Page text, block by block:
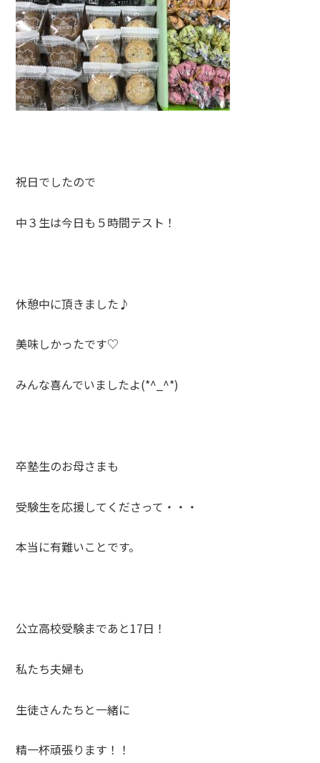
祝日でしたので
中３生は今日も５時間テスト！
休憩中に頂きました♪
美味しかったです♡
みんな喜んでいましたよ(*^_^*)
卒塾生のお母さまも
受験生を応援してくださって・・・
本当に有難いことです。
公立高校受験まであと17日！
私たち夫婦も
生徒さんたちと一緒に
精一杯頑張ります！！